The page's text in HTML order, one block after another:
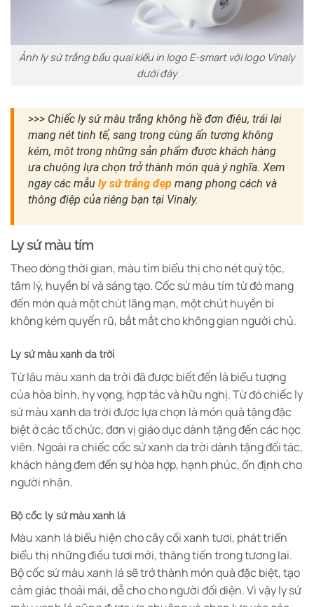
Ảnh ly sứ trắng bầu quai kiểu in logo E-smart với logo Vinaly
dưới đáy
>>> Chiếc ly sứ màu trắng không hề đơn điệu, trái lại
mang nét tinh tế, sang trọng cùng ấn tượng không
kém, một trong những sản phẩm được khách hàng
ưa chuộng lựa chọn trở thành món quà ý nghĩa. Xem
ngay các mẫu ly sứ trắng đẹp mang phong cách và
thông điệp của riêng bạn tại Vinaly.
Ly sứ màu tím
Theo dòng thời gian, màu tím biểu thị cho nét quý tộc,
tâm lý, huyền bí và sáng tạo. Cốc sứ màu tím từ đó mang
đến món quà một chút lãng mạn, một chút huyền bí
không kém quyến rũ, bắt mắt cho không gian người chủ.
Ly sứ màu xanh da trời
Từ lâu màu xanh da trời đã được biết đến là biểu tượng
của hòa bình, hy vọng, hợp tác và hữu nghị. Từ đó chiếc ly
sứ màu xanh da trời được lựa chọn là món quà tặng đặc
biệt ở các tổ chức, đơn vị giáo dục dành tặng đến các học
viên. Ngoài ra chiếc cốc sứ xanh da trời dành tặng đối tác,
khách hàng đem đến sự hòa hợp, hạnh phúc, ổn định cho
người nhận.
Bộ cốc ly sứ màu xanh lá
Màu xanh lá biểu hiện cho cây cối xanh tươi, phát triển
biểu thị những điều tươi mới, thăng tiến trong tương lai.
Bộ cốc sứ màu xanh lá sẽ trở thành món quà đặc biệt, tạo
cảm giác thoải mái, dễ cho cho người đối diện. Vì vậy ly sứ